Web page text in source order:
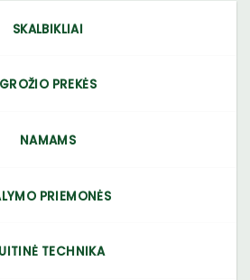
SKALBIKLIAI
GROŽIO PREKĖS
NAMAMS
PRIEMONĖS
TECHNIKA